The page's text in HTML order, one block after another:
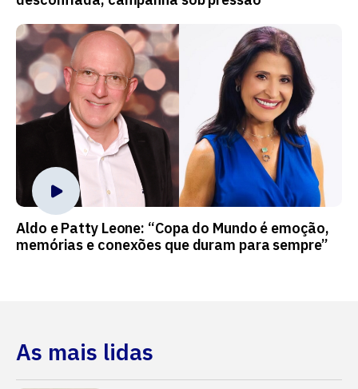
Aldo e Patty Leone: “Copa do Mundo é emoção,
memórias e conexões que duram para sempre”
As mais lidas